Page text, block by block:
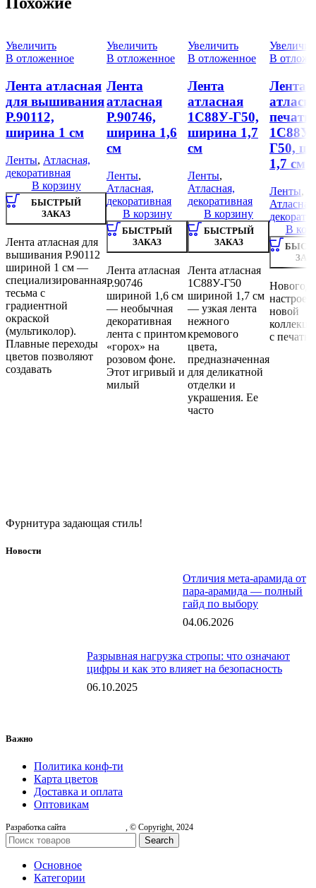
Увеличить
В отложенное
Лента атласная
для вышивания
Р.90112,
ширина 1 см
Ленты, Атласная,
декоративная
В корзину
БЫСТРЫЙ
ЗАКАЗ
Лента атласная для
вышивания Р.90112
шириной 1 см —
специализированная
тесьма с
градиентной
окраской
(мультиколор).
Плавные переходы
цветов позволяют
создавать
Увеличить
В отложенное
Лента
атласная
Р.90746,
ширина 1,6
см
Ленты,
Атласная,
декоративная
В корзину
БЫСТРЫЙ
ЗАКАЗ
Лента атласная
Р.90746
шириной 1,6 см
— необычная
декоративная
лента с принтом
«горох» на
розовом фоне.
Этот игривый и
милый
Увеличить
В отложенное
Лента
атласная
1С88У-Г50,
ширина 1,7
см
Ленты,
Атласная,
декоративная
В корзину
БЫСТРЫЙ
ЗАКАЗ
Лента атласная
1С88У-Г50
шириной 1,7 см
— узкая лента
нежного
кремового
цвета,
предназначенная
для деликатной
отделки и
украшения. Ее
часто
В
Лента
Г50,
1,7 см
Ленты,
Атласная,
В
новой
с
Фурнитура задающая стиль!
Новости
Отличия мета-арамида от
пара-арамида — полный
гайд по выбору
04.06.2026
Разрывная нагрузка стропы: что означают
цифры и как это влияет на безопасность
06.10.2025
Важно
Политика конф-ти
Карта цветов
Доставка и оплата
Оптовикам
Разработка сайта , © Copyright, 2024
Search
Основное
Категории